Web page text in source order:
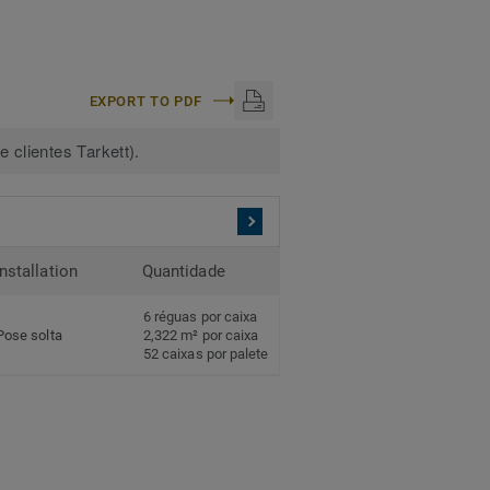
EXPORT TO PDF
clientes Tarkett).
Quantidade
solta
6 réguas por caixa
2,322 m² por caixa
52 caixas por palete